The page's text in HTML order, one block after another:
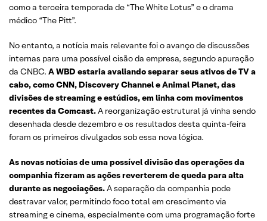
como a terceira temporada de “The White Lotus” e o drama
médico “The Pitt”.
No entanto, a notícia mais relevante foi o avanço de discussões
internas para uma possível cisão da empresa, segundo apuração
da CNBC. A WBD estaria avaliando separar seus ativos de TV a
cabo, como CNN, Discovery Channel e Animal Planet, das
divisões de streaming e estúdios, em linha com movimentos
recentes da Comcast.A reorganização estrutural já vinha sendo
desenhada desde dezembro e os resultados desta quinta-feira
foram os primeiros divulgados sob essa nova lógica.
As novas notícias de uma possível divisão das operações da
companhia fizeram as ações reverterem de queda para alta
durante as negociações.A separação da companhia pode
destravar valor, permitindo foco total em crescimento via
streaming e cinema, especialmente com uma programação forte